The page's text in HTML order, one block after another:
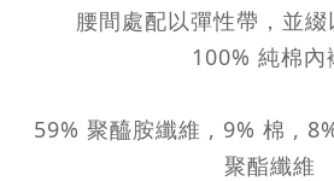
腰間處配以彈性帶，並
100% 純棉內
59% 聚醯胺纖維 , 9% 棉 ,
聚酯纖維